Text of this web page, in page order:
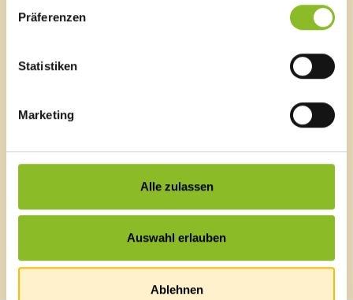
Präferenzen
Statistiken
Marketing
Alle zulassen
Auswahl erlauben
Ablehnen
Schnellzugriff
Blackout
Veranstaltungskalender
News Archiv
Energieeffiziente Gemeinde